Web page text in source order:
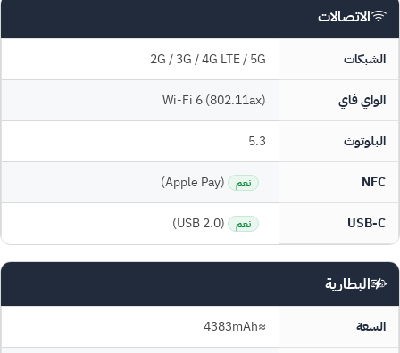
الاتصالات
الشبكات 2G / 3G / 4G LTE / 5G
الواي فاي Wi-Fi 6 (802.11ax)
البلوتوث 5.3
NFC نعم (Apple Pay)
USB-C نعم (USB 2.0)
البطارية
السعة ≈4383mAh